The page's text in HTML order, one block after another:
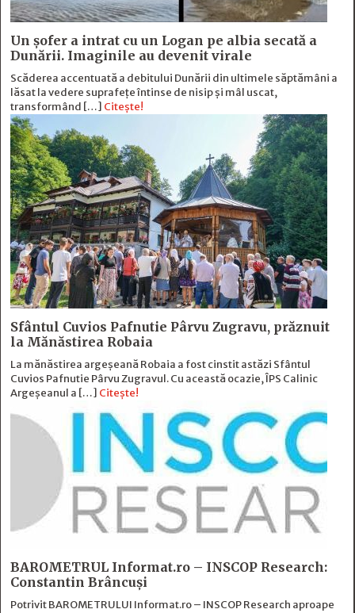
Un șofer a intrat cu un Logan pe albia secată a
Dunării. Imaginile au devenit virale
Scăderea accentuată a debitului Dunării din ultimele săptămâni a
lăsat la vedere suprafețe întinse de nisip și mâl uscat,
transformând […] Citește!
Sfântul Cuvios Pafnutie Pârvu Zugravu, prăznuit
la Mănăstirea Robaia
La mănăstirea argeșeană Robaia a fost cinstit astăzi Sfântul
Cuvios Pafnutie Pârvu Zugravul. Cu această ocazie, ÎPS Calinic
Argeșeanul a […] Citește!
BAROMETRUL Informat.ro – INSCOP Research:
Constantin Brâncuși
Potrivit BAROMETRULUI Informat.ro – INSCOP Research aproape